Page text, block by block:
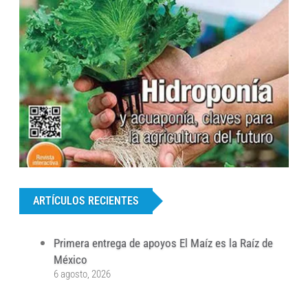
ARTÍCULOS RECIENTES
Primera entrega de apoyos El Maíz es la Raíz de
México
6 agosto, 2026